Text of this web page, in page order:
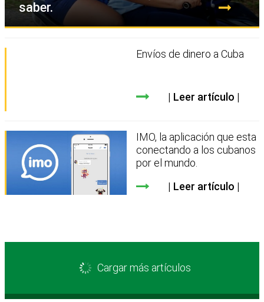
saber.
Envíos de dinero a Cuba
Leer artículo
IMO, la aplicación que esta
conectando a los cubanos
por el mundo.
Leer artículo
Cargar más artículos